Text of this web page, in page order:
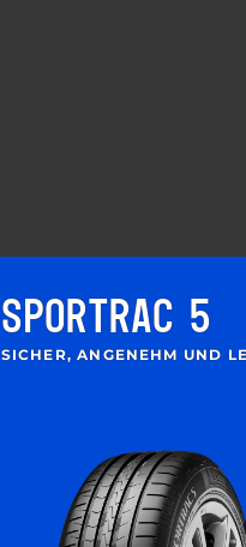
SPORTRAC 5
SICHER, ANGENEHM UND